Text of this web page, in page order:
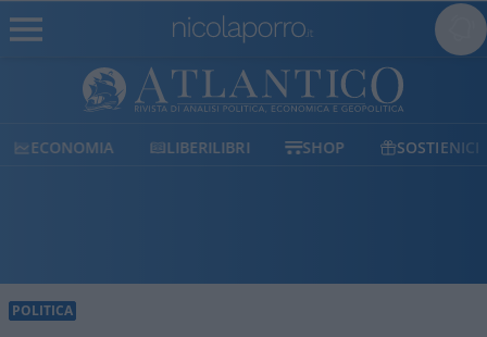
ECONOMIA LIBERILIBRI SHOP SOSTIENICI
POLITICA